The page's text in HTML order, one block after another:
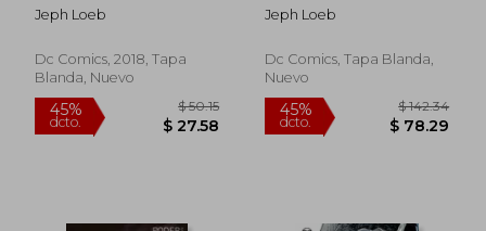
Jeph Loeb
Dc Comics, 2018, Tapa
Blanda, Nuevo
Jeph Loeb
Dc Comics, Tapa Blanda,
Nuevo